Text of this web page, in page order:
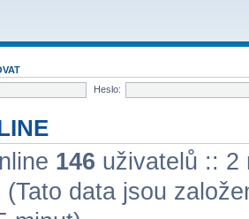
Heslo:
146 uživatelů :: 2
data jsou